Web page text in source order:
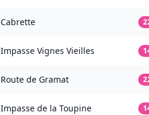
Cabrette
Impasse Vignes Vieilles
Route de Gramat
Impasse de la Toupine